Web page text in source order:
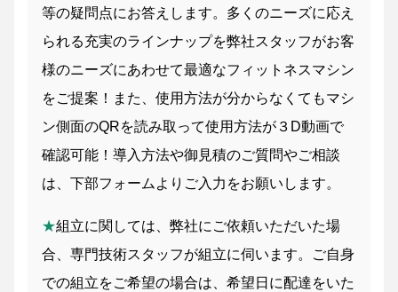
等の疑問点にお答えします。多くのニーズに応え
られる充実のラインナップを弊社スタッフがお客
様のニーズにあわせて最適なフィットネスマシン
をご提案！また、使用方法が分からなくてもマシ
ン側面のQRを読み取って使用方法が３D動画で
確認可能！導入方法や御見積のご質問やご相談
は、下部フォームよりご入力をお願いします。
★組立に関しては、弊社にご依頼いただいた場
合、専門技術スタッフが組立に伺います。ご自身
での組立をご希望の場合は、希望日に配達をいた